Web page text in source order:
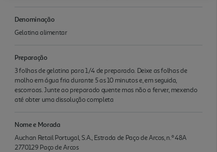
Denominação
Gelatina alimentar
Preparação
3 folhas de gelatina para 1/4 de preparado. Deixe as folhas de
molho em água fria durante 5 as 10 minutos e, em seguida,
escorraas. Junte ao preparado quente mas não a ferver, mexendo
até obter uma dissolução completa
Nome e Morada
Auchan Retail Portugal, S.A., Estrada de Paço de Arcos, n.º 48A
2770129 Paço de Arcos